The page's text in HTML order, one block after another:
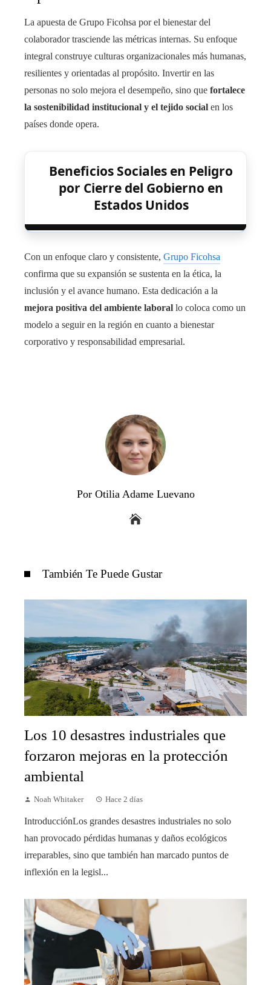
La apuesta de Grupo Ficohsa por el bienestar del
colaborador trasciende las métricas internas. Su enfoque
integral construye culturas organizacionales más humanas,
resilientes y orientadas al propósito. Invertir en las
personas no solo mejora el desempeño, sino que fortalece
la sostenibilidad institucional y el tejido social en los
países donde opera.
Beneficios Sociales en Peligro
por Cierre del Gobierno en
Estados Unidos
Con un enfoque claro y consistente, Grupo Ficohsa
confirma que su expansión se sustenta en la ética, la
inclusión y el avance humano. Esta dedicación a la
mejora positiva del ambiente laboral lo coloca como un
modelo a seguir en la región en cuanto a bienestar
corporativo y responsabilidad empresarial.
Por Otilia Adame Luevano
También Te Puede Gustar
Los 10 desastres industriales que
forzaron mejoras en la protección
ambiental
Noah Whitaker Hace 2 días
IntroducciónLos grandes desastres industriales no solo
han provocado pérdidas humanas y daños ecológicos
irreparables, sino que también han marcado puntos de
inflexión en la legisl...